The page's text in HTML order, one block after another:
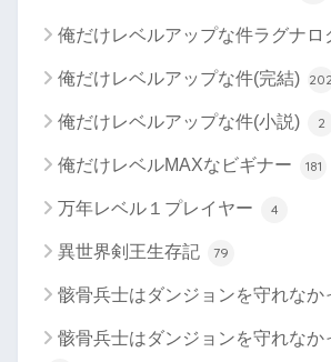
俺だけレベルアップな件ラグナロ
俺だけレベルアップな件(完結) 202
俺だけレベルアップな件(小説) 2
俺だけレベルMAXなビギナー 181
万年レベル１プレイヤー 4
異世界剣王生存記 79
骸骨兵士はダンジョンを守れなか
骸骨兵士はダンジョンを守れなか